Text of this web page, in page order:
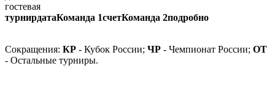
гостевая
турнирдатаКоманда 1счетКоманда 2подробно
Сокращения: КР - Кубок России; ЧР - Чемпионат России; ОТ
- Остальные турниры.